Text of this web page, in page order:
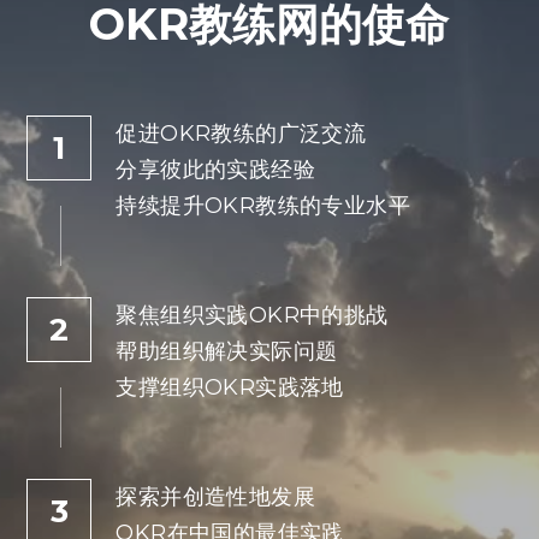
OKR教练网的使命
1
促进OKR教练的广泛交流
分享彼此的实践经验
持续提升OKR教练的专业水平
2
聚焦组织实践OKR中的挑战
帮助组织解决实际问题
支撑组织OKR实践落地
3
探索并创造性地发展
OKR在中国的最佳实践